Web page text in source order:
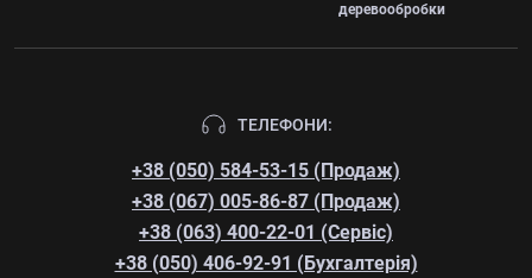
деревообробки
ТЕЛЕФОНИ:
+38 (050) 584-53-15 (Продаж)
+38 (067) 005-86-87 (Продаж)
+38 (063) 400-22-01 (Сервіс)
+38 (050) 406-92-91 (Бухгалтерія)